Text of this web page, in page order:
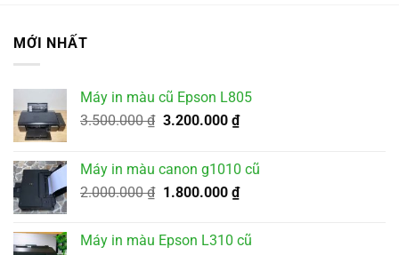
MỚI NHẤT
Máy in màu cũ Epson L805
3.500.000₫ Giá
3.500.000 ₫.
3.200.000 ₫Giá
là:
3.200.000 ₫.
Máy in màu canon g1010 cũ
2.000.000₫ Giá
2.000.000 ₫.
1.800.000 ₫Giá
tại
là:
Máy in màu Epson L310 cũ